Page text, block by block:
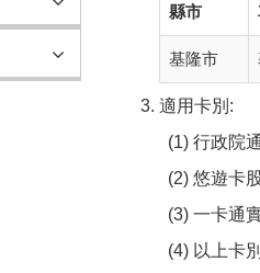
縣市
基隆市
適用卡別:
行政院
悠遊卡
一卡通
以上卡